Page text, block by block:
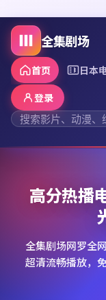
全集剧场
首页 日本
登录
高分热播
全集剧场网罗全
超清流畅播放，